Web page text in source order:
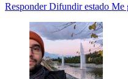
Responder Difundir estado Me